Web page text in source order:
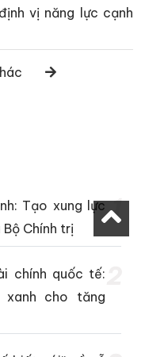
vị năng lực cạnh
Tạo xung lực
Chính trị
1
chính quốc tế:
cho tăng